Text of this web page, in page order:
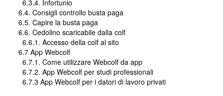
6.3.4. Infortunio
6.4. Consigli controllo busta paga
6.5. Capire la busta paga
6.6. Cedolino scaricabile dalla colf
6.6.1. Accesso della colf al sito
6.7 App Webcolf
6.7.1. Come utilizzare Webcolf da app
6.7.2. App Webcolf per studi professionali
6.7.3 App Webcolf per i datori di lavoro privati